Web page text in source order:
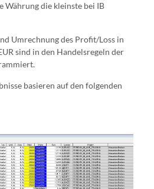
Währung die kleinste bei IB
Umrechnung des Profit/Loss in
sind in den Handelsregeln der
basieren auf den folgenden